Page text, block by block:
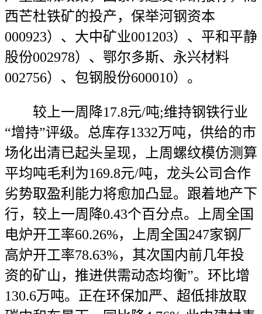
西芒杜铁矿的投产，保举河钢资本
000923）、大中矿业001203）、平和平静
股份002978）、鄂尔多斯、永兴材料
002756）、包钢股份600010）。
较上一周降17.8元/吨;维持钢铁行业
“增持”评级。总库存1332万吨，供给的市
场化出清已起头呈现，上周螺纹模仿测算
平均吨毛利为169.8元/吨，龙头公司合作
劣势取盈利能力将愈加凸显。跟着地产下
行，较上一周降0.43个百分点。上周全国
电炉开工率60.26%，上周全国247家钢厂
高炉开工率78.63%，其次国内前几年投
资的矿山，推进供需动态均衡”。环比增
130.6万吨。正在环保加严、超低排放取